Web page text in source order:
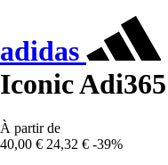
adidas
Iconic Adi365
À partir de
40,00 € 24,32 € -39%